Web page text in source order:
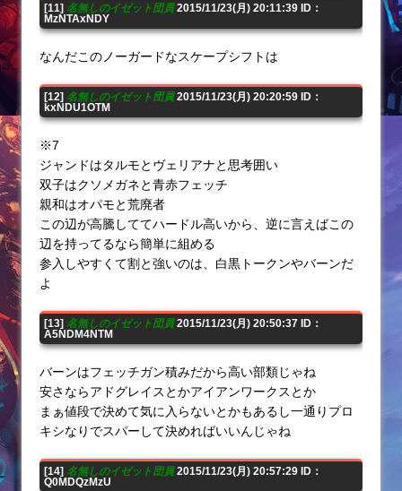
[11] 名無しのイゼット団員2015/11/23(月) 20:11:39 ID：
MzNTAxNDY
なんだこのノーガードなスケープシフトは
[12] 名無しのイゼット団員2015/11/23(月) 20:20:59 ID：
kxNDU1OTM
※7
ジャンドはタルモとヴェリアナと思考囲い
双子はクソメガネと青赤フェッチ
親和はオパモと荒廃者
この辺が高騰しててハードル高いから、逆に言えばこの
辺を持ってるなら簡単に組める
参入しやすくて割と強いのは、白黒トークンやバーンだ
よ
[13] 名無しのイゼット団員2015/11/23(月) 20:50:37 ID：
A5NDM4NTM
バーンはフェッチガン積みだから高い部類じゃね
安さならアドグレイスとかアイアンワークスとか
まぁ値段で決めて気に入らないとかもあるし一通りプロ
キシなりでスパーして決めればいいんじゃね
[14] 名無しのイゼット団員2015/11/23(月) 20:57:29 ID：
Q0MDQzMzU